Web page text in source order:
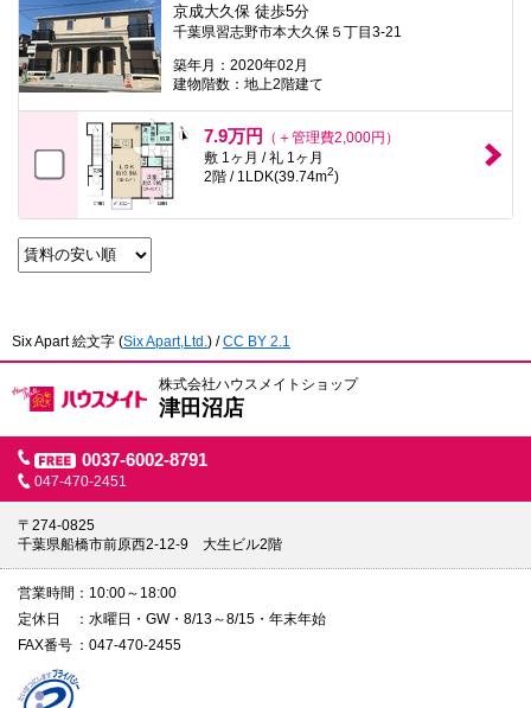
京成大久保 徒歩5分
千葉県習志野市本大久保５丁目3-21
築年月：2020年02月
建物階数：地上2階建て
7.9万円
（＋管理費2,000円）
敷 1ヶ月 / 礼 1ヶ月
2階 / 1LDK(39.74m2)
Six Apart 絵文字 (Six Apart,Ltd.) /CC BY 2.1
株式会社ハウスメイトショップ
津田沼店
0037-6002-8791
047-470-2451
〒274-0825
千葉県船橋市前原西2-12-9 大生ビル2階
営業時間
10:00～18:00
定休日
水曜日・GW・8/13～8/15・年末年始
FAX番号
047-470-2455